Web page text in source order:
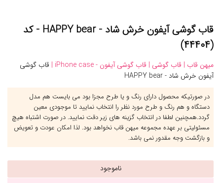
قاب گوشی آیفون خرش شاد - HAPPY bear - کد
(۴۴۴۰۴)
میهن قاب | قاب گوشی | قاب گوشی آیفون - iPhone case |
قاب گوشی
آیفون خرش شاد - HAPPY bear
در صورتیکه محصول دارای رنگ و یا طرح مجزا بود می بایست هم مدل
دستگاه و هم رنگ و طرح مورد نظر را انتخاب نمایید تا موجودی معین
گردد.همچنین لطفا در انتخاب گزینه های زیر دقت نمایید. در صورت اشتباه هیچ
مسئولیتی بر عهده مجموعه میهن قاب نخواهد بود. لذا امکان عودت و تعویض
و بازگشت وجه مقدور نمی باشد.
ناموجود